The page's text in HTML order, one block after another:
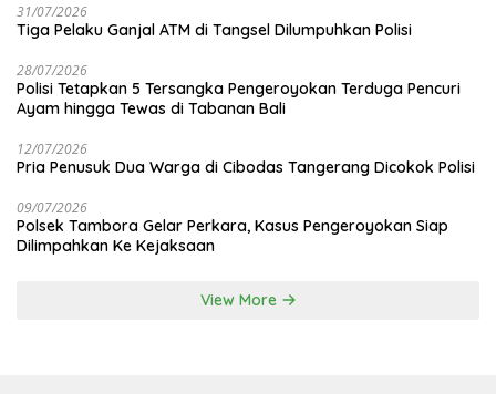
31/07/2026
Tiga Pelaku Ganjal ATM di Tangsel Dilumpuhkan Polisi
28/07/2026
Polisi Tetapkan 5 Tersangka Pengeroyokan Terduga Pencuri
Ayam hingga Tewas di Tabanan Bali
12/07/2026
Pria Penusuk Dua Warga di Cibodas Tangerang Dicokok Polisi
09/07/2026
Polsek Tambora Gelar Perkara, Kasus Pengeroyokan Siap
Dilimpahkan Ke Kejaksaan
View More